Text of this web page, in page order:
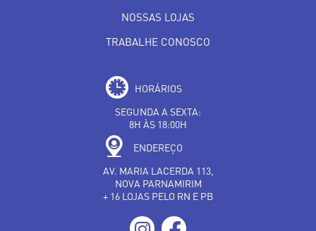
NOSSAS LOJAS
TRABALHE CONOSCO
HORÁRIOS
SEGUNDA A SEXTA:
8H ÀS 18:00H
ENDEREÇO
AV. MARIA LACERDA 113,
NOVA PARNAMIRIM
+ 16 LOJAS PELO RN E PB